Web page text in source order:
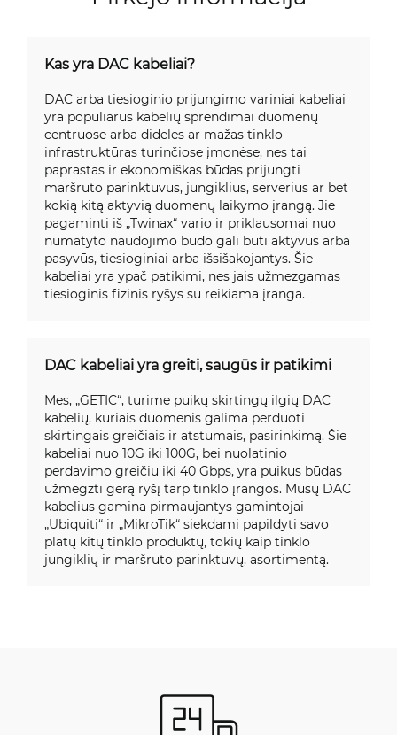
Kas yra DAC kabeliai?
DAC arba tiesioginio prijungimo variniai kabeliai
yra populiarūs kabelių sprendimai duomenų
centruose arba dideles ar mažas tinklo
infrastruktūras turinčiose įmonėse, nes tai
paprastas ir ekonomiškas būdas prijungti
maršruto parinktuvus, jungiklius, serverius ar bet
kokią kitą aktyvią duomenų laikymo įrangą. Jie
pagaminti iš „Twinax“ vario ir priklausomai nuo
numatyto naudojimo būdo gali būti aktyvūs arba
pasyvūs, tiesioginiai arba išsišakojantys. Šie
kabeliai yra ypač patikimi, nes jais užmezgamas
tiesioginis fizinis ryšys su reikiama įranga.
DAC kabeliai yra greiti, saugūs ir patikimi
Mes, „GETIC“, turime puikų skirtingų ilgių DAC
kabelių, kuriais duomenis galima perduoti
skirtingais greičiais ir atstumais, pasirinkimą. Šie
kabeliai nuo 10G iki 100G, bei nuolatinio
perdavimo greičiu iki 40 Gbps, yra puikus būdas
užmegzti gerą ryšį tarp tinklo įrangos. Mūsų DAC
kabelius gamina pirmaujantys gamintojai
„Ubiquiti“ ir „MikroTik“ siekdami papildyti savo
platų kitų tinklo produktų, tokių kaip tinklo
jungiklių ir maršruto parinktuvų, asortimentą.